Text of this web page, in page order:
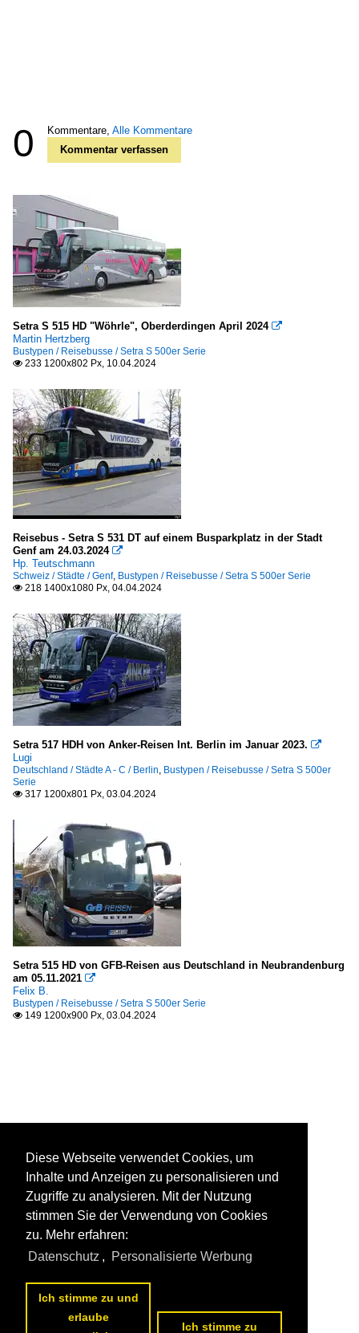
0 Kommentare, Alle Kommentare
Kommentar verfassen
Setra S 515 HD "Wöhrle", Oberderdingen April 2024 
Martin Hertzberg
Bustypen / Reisebusse / Setra S 500er Serie
 233 1200x802 Px, 10.04.2024
Reisebus - Setra S 531 DT auf einem Busparkplatz in der Stadt
Genf am 24.03.2024 
Hp. Teutschmann
Schweiz / Städte / Genf, Bustypen / Reisebusse / Setra S 500er Serie
 218 1400x1080 Px, 04.04.2024
Setra 517 HDH von Anker-Reisen Int. Berlin im Januar 2023. 
Lugi
Deutschland / Städte A - C / Berlin, Bustypen / Reisebusse / Setra S 500er
Serie
 317 1200x801 Px, 03.04.2024
Setra 515 HD von GFB-Reisen aus Deutschland in Neubrandenburg
am 05.11.2021 
Felix B.
Bustypen / Reisebusse / Setra S 500er Serie
 149 1200x900 Px, 03.04.2024
Diese Webseite verwendet Cookies, um
Inhalte und Anzeigen zu personalisieren und
Zugriffe zu analysieren. Mit der Nutzung
stimmen Sie der Verwendung von Cookies
zu. Mehr erfahren:
Datenschutz , Personalisierte Werbung
Ich stimme zu und
erlaube
Ich stimme zu